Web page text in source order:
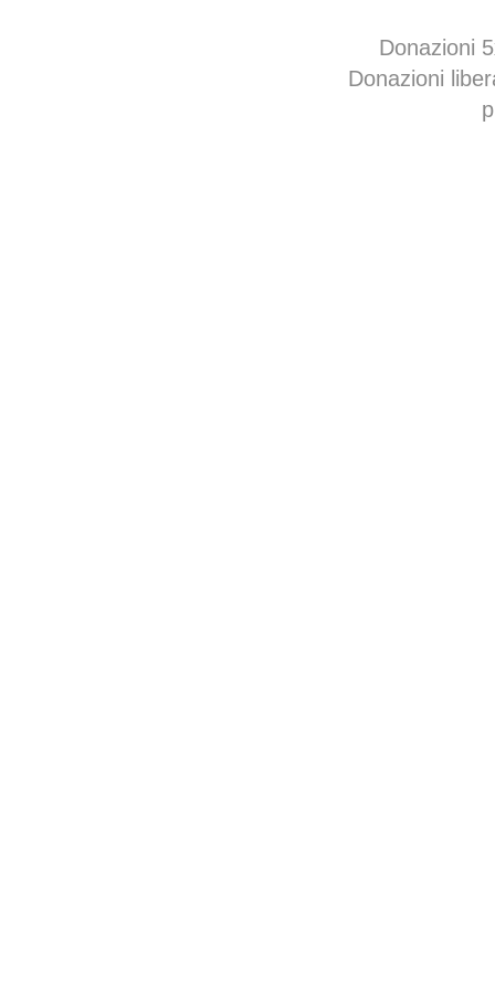
Donazioni
Donazioni